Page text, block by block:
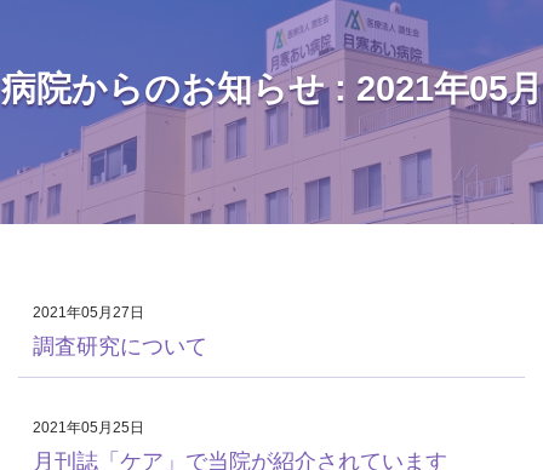
病院からのお知らせ : 2021年05月
2021年05月27日
調査研究について
2021年05月25日
月刊誌「ケア」で当院が紹介されています